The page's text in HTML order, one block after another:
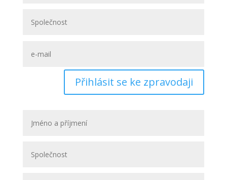
Přihlásit se ke zpravodaji